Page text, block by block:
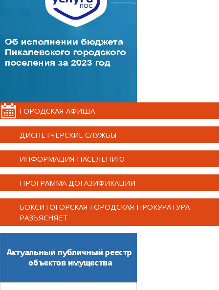
ГОРОДСКАЯ АФИША
ДИСПЕТЧЕРСКИЕ СЛУЖБЫ
ИНФОРМАЦИЯ НАСЕЛЕНИЮ
ПРОГРАММА ДОГАЗИФИКАЦИИ
БОКСИТОГОРСКАЯ ГОРОДСКАЯ ПРОКУРАТУРА
РАЗЪЯСНЯЕТ